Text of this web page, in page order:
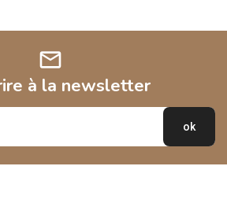
mail
à la newsletter